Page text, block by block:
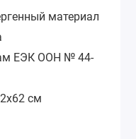
материал
ЕЭК ООН № 44-
см